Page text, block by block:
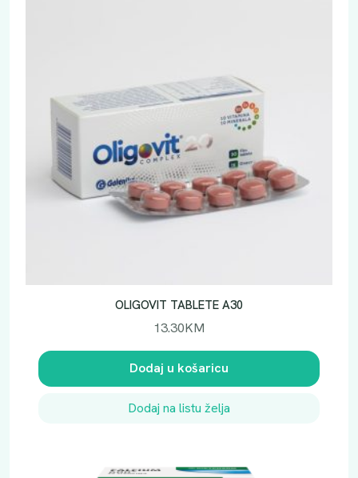
OLIGOVIT TABLETE A30
13.30KM
Dodaj u košaricu
Dodaj na listu želja